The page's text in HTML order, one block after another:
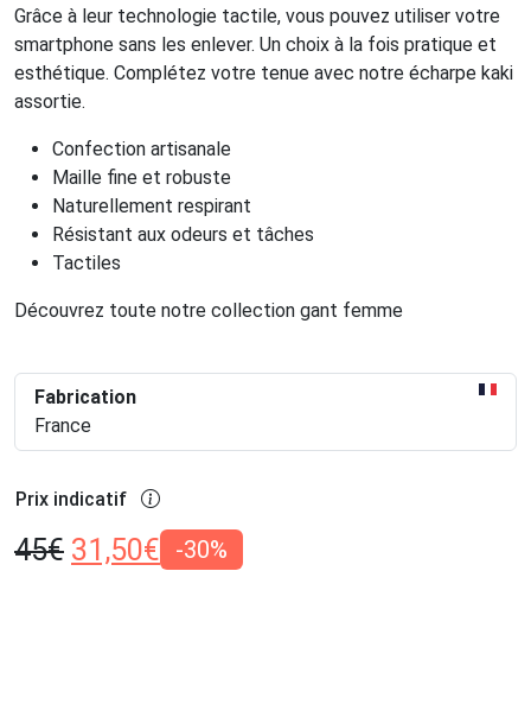
Grâce à leur technologie tactile, vous pouvez utiliser votre
smartphone sans les enlever. Un choix à la fois pratique et
esthétique. Complétez votre tenue avec notre écharpe kaki
assortie.
Confection artisanale
Maille fine et robuste
Naturellement respirant
Résistant aux odeurs et tâches
Tactiles
Découvrez toute notre collection gant femme
Fabrication
France
Prix indicatif
45€ 31,50€ -30%